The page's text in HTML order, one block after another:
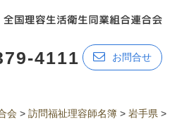
4111 お問合せ
会 >訪問福祉理容師名簿 >岩手県 >